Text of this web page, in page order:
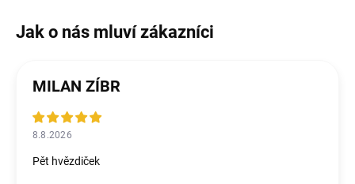
MILAN ZÍBR
8.8.2026
Pět hvězdiček